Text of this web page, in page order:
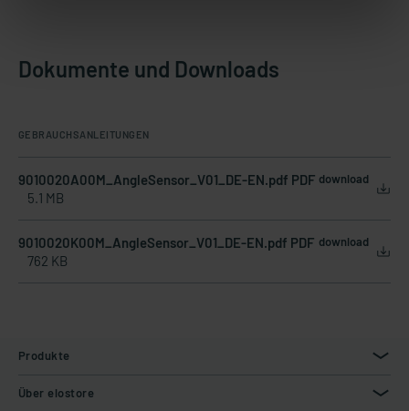
Dokumente und Downloads
GEBRAUCHSANLEITUNGEN
9010020A00M_AngleSensor_V01_DE-EN.pdf PDF
5.1 MB
download
9010020K00M_AngleSensor_V01_DE-EN.pdf PDF
762 KB
download
Produkte
Über elostore